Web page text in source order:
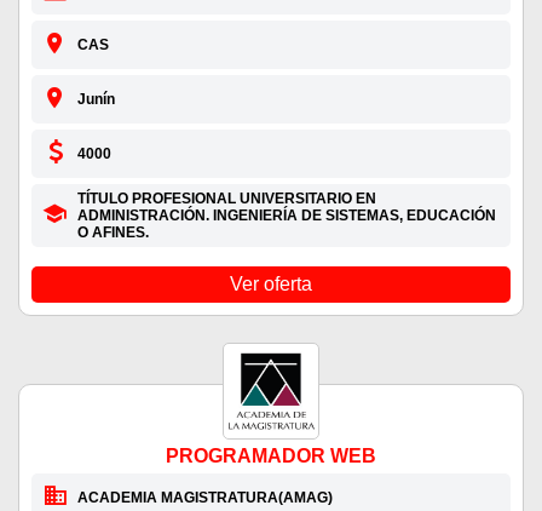
CAS
Junín
4000
TÍTULO PROFESIONAL UNIVERSITARIO EN
ADMINISTRACIÓN. INGENIERÍA DE SISTEMAS, EDUCACIÓN
O AFINES.
Ver oferta
PROGRAMADOR WEB
ACADEMIA MAGISTRATURA(AMAG)